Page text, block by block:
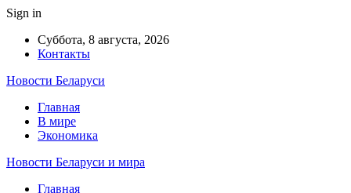
Sign in
Суббота, 8 августа, 2026
Контакты
Новости Беларуси
Главная
В мире
Экономика
Новости Беларуси и мира
Главная